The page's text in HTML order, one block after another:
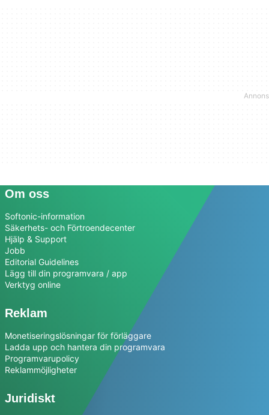
Om oss
Softonic-information
Säkerhets- och Förtroendecenter
Hjälp & Support
Jobb
Editorial Guidelines
Lägg till din programvara / app
Verktyg online
Reklam
Monetiseringslösningar för förläggare
Ladda upp och hantera din programvara
Programvarupolicy
Reklammöjligheter
Juridiskt